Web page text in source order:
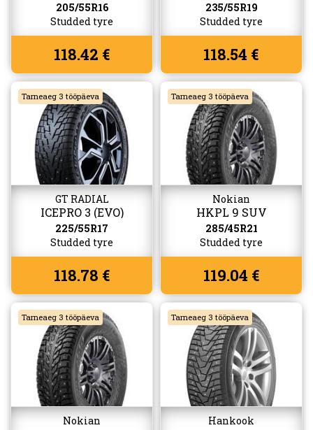
205/55R16
Studded tyre
118.42 €
235/55R19
Studded tyre
118.54 €
Tarneaeg 3 tööpäeva
GT RADIAL
ICEPRO 3 (EVO)
225/55R17
Studded tyre
118.78 €
Tarneaeg 3 tööpäeva
Nokian
HKPL 9 SUV
285/45R21
Studded tyre
119.04 €
Tarneaeg 3 tööpäeva
Nokian
Tarneaeg 3 tööpäeva
Hankook